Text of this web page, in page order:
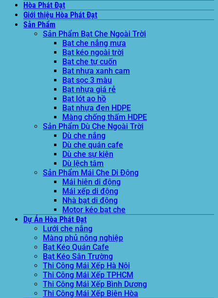
Hòa Phát Đạt
Giới thiệu Hòa Phát Đạt
Sản Phẩm
Sản Phẩm Bạt Che Ngoài Trời
Bạt che nắng mưa
Bạt kéo ngoài trời
Bạt che tự cuốn
Bạt nhựa xanh cam
Bạt sọc 3 màu
Bạt nhựa giá rẻ
Bạt lót ao hồ
Bạt nhựa đen HDPE
Màng chống thấm HDPE
Sản Phẩm Dù Che Ngoài Trời
Dù che nắng
Dù che quán cafe
Dù che sự kiện
Dù lệch tâm
Sản Phẩm Mái Che Di Động
Mái hiên di động
Mái xếp di động
Nhà bạt di động
Motor kéo bạt che
Dự Án Hòa Phát Đạt
Lưới che nắng
Màng phủ nông nghiệp
Bạt Kéo Quán Cafe
Bạt Kéo Sân Trường
Thi Công Mái Xếp Hà Nội
Thi Công Mái Xếp TPHCM
Thi Công Mái Xếp Bình Dương
Thi Công Mái Xếp Biên Hòa